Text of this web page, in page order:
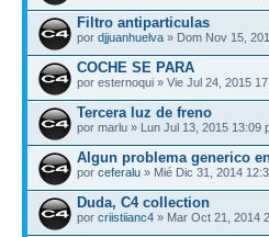
Filtro antiparticulas
por djjuanhuelva » Dom Nov 15,
COCHE SE PARA
por esternoqui » Vie Jul 24, 2015
Tercera luz de freno
por marlu » Lun Jul 13, 2015 13:09
Algun problema generico
por ceferalu » Mié Dic 31, 2014
Duda, C4 collection
por criistiianc4 » Mar Oct 21, 2014